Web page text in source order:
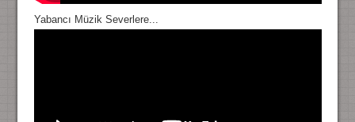
Yabancı Müzik Severlere...